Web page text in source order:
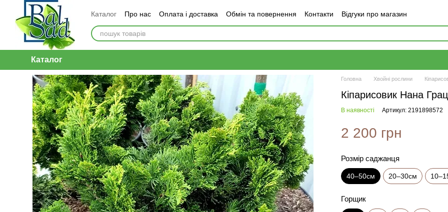
Перейти до основного контенту
Каталог Про нас Оплата і доставка Обмін та повернення Контакти Відгуки про магазин
Каталог
Головна Хвойні рослини
Кіпарисовик Нана
В наявності Артикул: 2191898572
2 200 грн
Розмір саджанця
40–50см 20–30см
Горщик